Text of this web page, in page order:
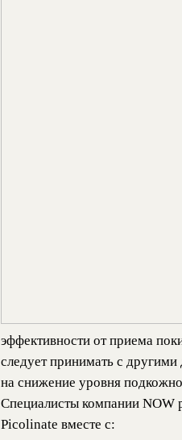
эффективности от приема
следует принимать с
на снижение уровня
Специалисты компании NOW
Picolinate вместе с: